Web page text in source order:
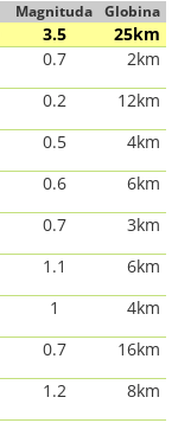
Magnituda Globina
3.5
25km
0.7
2km
0.2
12km
0.5
4km
0.6
6km
0.7
3km
1.1
6km
1
4km
0.7
16km
1.2
8km